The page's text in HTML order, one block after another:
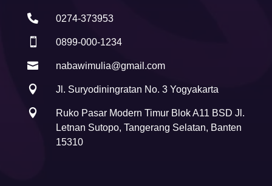
 0274-373953
 0899-000-1234
 nabawimulia@gmail.com
 Jl. Suryodiningratan No. 3 Yogyakarta

Ruko Pasar Modern Timur Blok A11 BSD Jl.
Letnan Sutopo, Tangerang Selatan, Banten
15310